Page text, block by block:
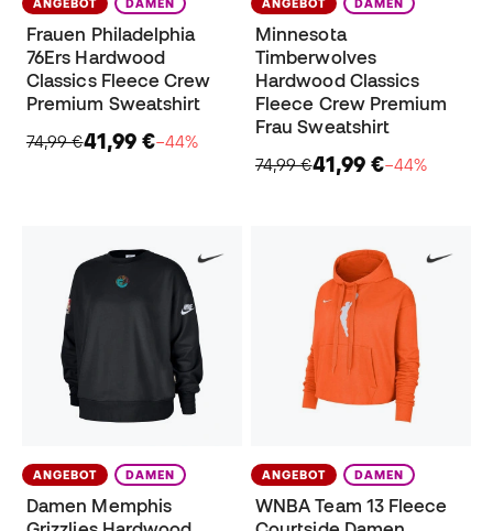
ANGEBOT DAMEN
Frauen Philadelphia
76Ers Hardwood
Classics Fleece Crew
Premium Sweatshirt
74,99 €41,99 €−44%
ANGEBOT DAMEN
Minnesota
Timberwolves
Hardwood Classics
Fleece Crew Premium
Frau Sweatshirt
74,99 €41,99 €−44%
ANGEBOT DAMEN
Damen Memphis
ANGEBOT DAMEN
WNBA Team 13 Fleece